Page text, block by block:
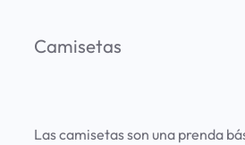
Camisetas
Las camisetas son una prenda